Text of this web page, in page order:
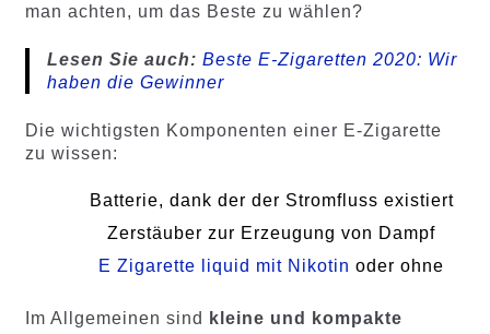
man achten, um das Beste zu wählen?
Lesen Sie auch: Beste E-Zigaretten 2020: Wir
haben die Gewinner
Die wichtigsten Komponenten einer E-Zigarette
zu wissen:
Batterie, dank der der Stromfluss existiert
Zerstäuber zur Erzeugung von Dampf
E Zigarette liquid mit Nikotin oder ohne
Im Allgemeinen sind
kleine und kompakte